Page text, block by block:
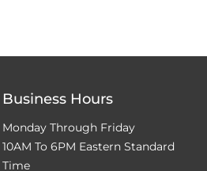
Business Hours
Monday Through Friday
10AM To 6PM Eastern Standard
Time